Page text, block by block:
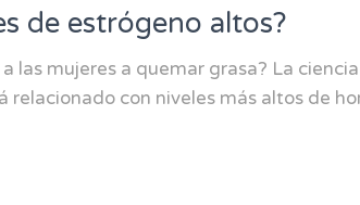
de estrógeno altos?
las mujeres a quemar grasa? La
relacionado con niveles más altos de